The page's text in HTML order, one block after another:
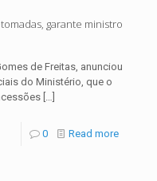
garante ministro
de Freitas, anunciou
do Ministério, que o
[…]
0 Read more